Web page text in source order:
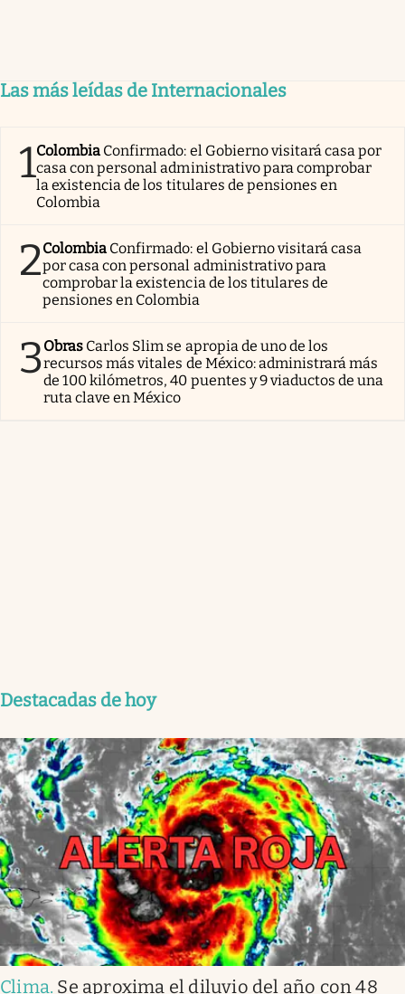
Las más leídas de Internacionales
1Colombia Confirmado: el Gobierno visitará casa por
casa con personal administrativo para comprobar
la existencia de los titulares de pensiones en
Colombia
2Colombia Confirmado: el Gobierno visitará casa
por casa con personal administrativo para
comprobar la existencia de los titulares de
pensiones en Colombia
3Obras Carlos Slim se apropia de uno de los
recursos más vitales de México: administrará más
de 100 kilómetros, 40 puentes y 9 viaductos de una
ruta clave en México
Destacadas de hoy
Clima. Se aproxima el diluvio del año con 48